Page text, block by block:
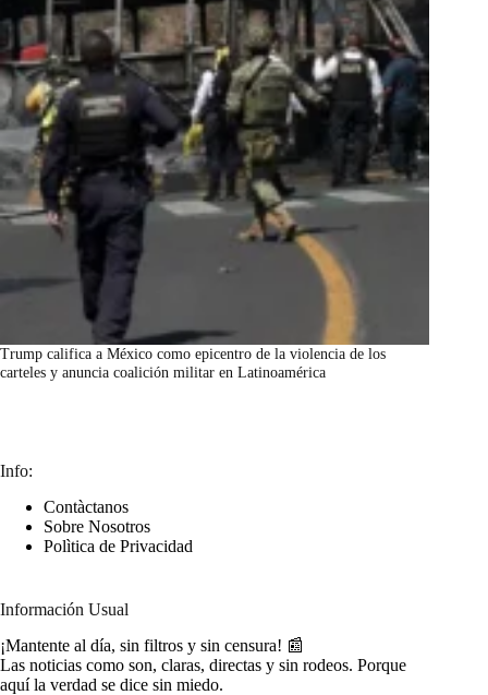
Trump califica a México como epicentro de la violencia de los
carteles y anuncia coalición militar en Latinoamérica
Info:
Contàctanos
Sobre Nosotros
Polìtica de Privacidad
Información Usual
¡Mantente al día, sin filtros y sin censura! 📰
Las noticias como son, claras, directas y sin rodeos. Porque
aquí la verdad se dice sin miedo.